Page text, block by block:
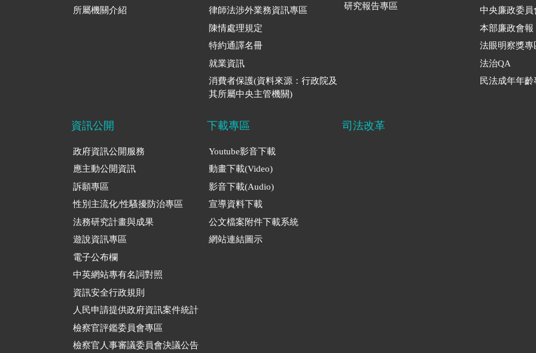
所屬機關介紹
律師法涉外業務資訊專區
陳情處理規定
特約通譯名冊
就業資訊
消費者保護(資料來源：行政院及
其所屬中央主管機關)
研究報告專區
中央廉政委員
本部廉政會報
法眼明察獎專
法治QA
民法成年年齡
資訊公開
政府資訊公開服務
應主動公開資訊
訴願專區
性別主流化/性騷擾防治專區
法務研究計畫與成果
遊說資訊專區
電子公布欄
中英網站專有名詞對照
資訊安全行政規則
人民申請提供政府資訊案件統計
檢察官評鑑委員會專區
檢察官人事審議委員會決議公告
下載專區
Youtube影音下載
動畫下載(Video)
影音下載(Audio)
宣導資料下載
公文檔案附件下載系統
網站連結圖示
司法改革